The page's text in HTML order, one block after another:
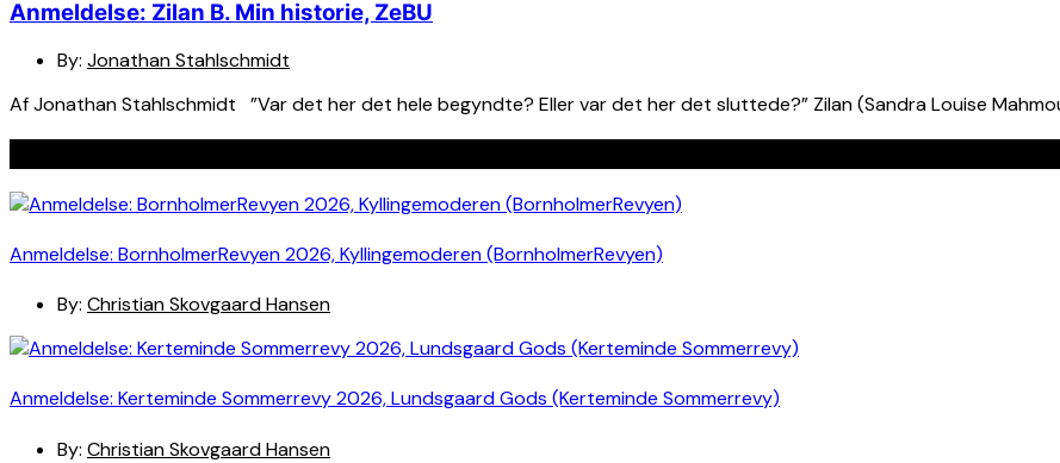
Anmeldelse: Zilan B. Min historie, ZeBU
By: Jonathan Stahlschmidt
Af Jonathan Stahlschmidt ”Var det her det hele begyndte? Eller var det her det sluttede?” Zilan (Sandra Louise
Anmeldelse: BornholmerRevyen 2026, Kyllingemoderen (BornholmerRevyen)
By: Christian Skovgaard Hansen
Anmeldelse: Kerteminde Sommerrevy 2026, Lundsgaard Gods (Kerteminde Sommerrevy)
By: Christian Skovgaard Hansen